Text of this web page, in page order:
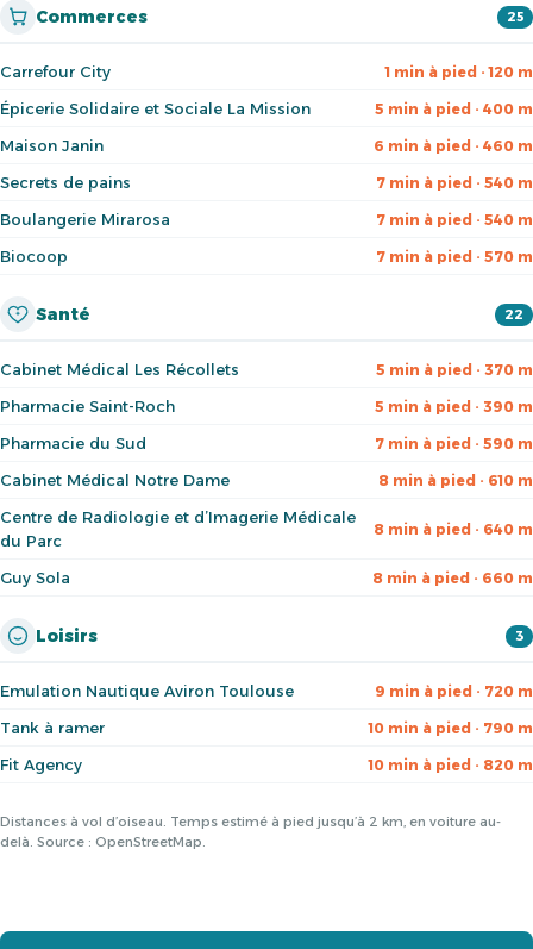
Commerces 25
Carrefour City 1 min à pied · 120 m
Épicerie Solidaire et Sociale La Mission 5 min à pied · 400 m
Maison Janin 6 min à pied · 460 m
Secrets de pains 7 min à pied · 540 m
Boulangerie Mirarosa 7 min à pied · 540 m
Biocoop 7 min à pied · 570 m
Santé 22
Cabinet Médical Les Récollets 5 min à pied · 370 m
Pharmacie Saint-Roch 5 min à pied · 390 m
Pharmacie du Sud 7 min à pied · 590 m
Cabinet Médical Notre Dame 8 min à pied · 610 m
Centre de Radiologie et d’Imagerie Médicale
du Parc
8 min à pied · 640 m
Guy Sola 8 min à pied · 660 m
Loisirs 3
Emulation Nautique Aviron Toulouse 9 min à pied · 720 m
Tank à ramer 10 min à pied · 790 m
Fit Agency 10 min à pied · 820 m
Distances à vol d’oiseau. Temps estimé à pied jusqu’à 2 km, en voiture au-
delà. Source : OpenStreetMap.